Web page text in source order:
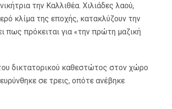
την Καλλιθέα. Χιλιάδες λαού,
κλίµα της εποχής, κατακλύζουν την
πως πρόκειται για «την πρώτη µαζική
δικτατορικού καθεστώτος στον χώρο
σε τρεις, οπότε ανέβηκε